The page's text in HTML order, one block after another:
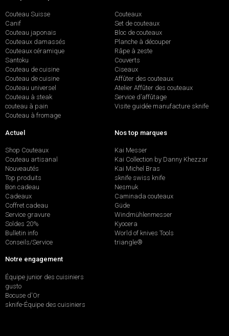
Couteau Suisse
Canif
Couteau japonais
Couteaux damassés
Couteaux céramique
Santoku
Couteau de cuisine
Couteau de cuisine
Couteau universel
Couteau à steak
couteau à pain
Couteau à fromage
Couteaux
Set de couteaux
Bloc de couteaux
Planche à découper
Râpe à zeste
Couverts
Ciseaux
Affûter des couteaux
Atelier Affûter des couteaux
Service d’affûtage
Visite guidée manufacture sknife
Actuel
Shop Couteaux
Couteau artisanal
Nouveautés
Top produits
Bon cadeau
Cadeaux
Coffret cadeau
Service gravure
Soldes 20%
Bulletin info
Conseils/Service
Nos top marques
Kai Messer
Kai Collection by Danny Khezzar
Kai Michel Bras
sknife swiss knife
Nesmuk
Caminada couteaux
Güde
Windmühlenmesser
Kyocera
World of knives Tools
triangle®
Notre engagement
Équipe junior des cuisiniers
gusto
Bocuse d'Or
sknife-Équipe des cuisiniers